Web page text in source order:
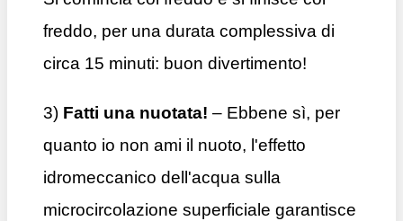
freddo, per una durata complessiva di
circa 15 minuti: buon divertimento!
3) Fatti una nuotata! – Ebbene sì, per
quanto io non ami il nuoto, l'effetto
idromeccanico dell'acqua sulla
microcircolazione superficiale garantisce